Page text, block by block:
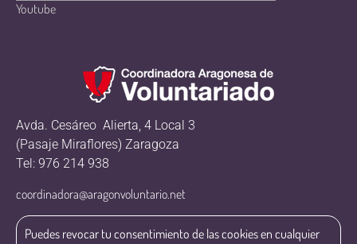
Youtube
Avda. Cesáreo Alierta, 4 Local 3
(Pasaje Miraflores) Zaragoza
Tel: 976 214 938
coordinadora@aragonvoluntario.net
Puedes revocar tu consentimiento de las cookies en cualquier